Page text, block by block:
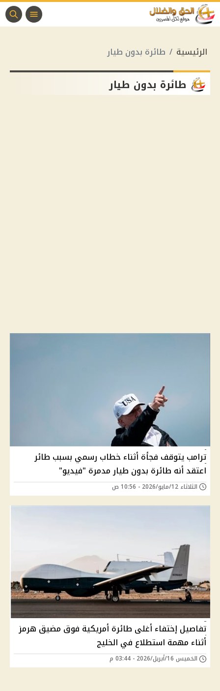
الرئيسية طائرة بدون طيار
طائرة بدون طيار
ترامب يتوقف فجأة أثناء خطاب رسمي بسبب طائر
اعتقد أنه طائرة بدون طيار مدمرة "فيديو"
الثلاثاء 12/مايو/2026 - 10:56 ص
تفاصيل إختفاء أغلى طائرة أمريكية فوق مضيق هرمز
أثناء مهمة استطلاع في الخليج
الخميس 16/أبريل/2026 - 03:44 م